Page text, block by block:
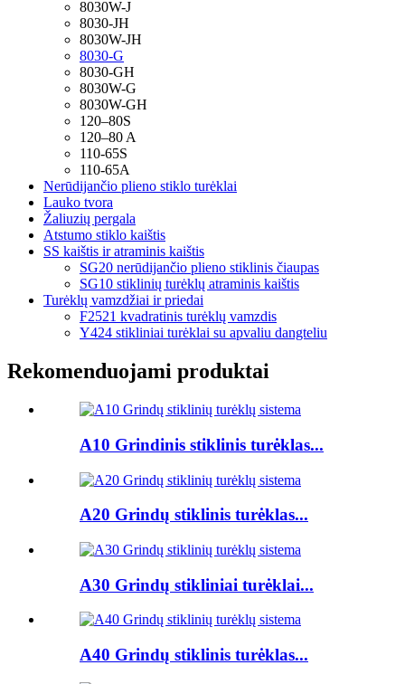
8030W-J
8030-JH
8030W-JH
8030-G
8030-GH
8030W-G
8030W-GH
120–80S
120–80 A
110-65S
110-65A
Nerūdijančio plieno stiklo turėklai
Lauko tvora
Žaliuzių pergala
Atstumo stiklo kaištis
SS kaištis ir atraminis kaištis
SG20 nerūdijančio plieno stiklinis čiaupas
SG10 stiklinių turėklų atraminis kaištis
Turėklų vamzdžiai ir priedai
F2521 kvadratinis turėklų vamzdis
Y424 stikliniai turėklai su apvaliu dangteliu
Rekomenduojami produktai
A10 Grindinis stiklinis turėklas...
A20 Grindų stiklinis turėklas...
A30 Grindų stikliniai turėklai...
A40 Grindų stiklinis turėklas...